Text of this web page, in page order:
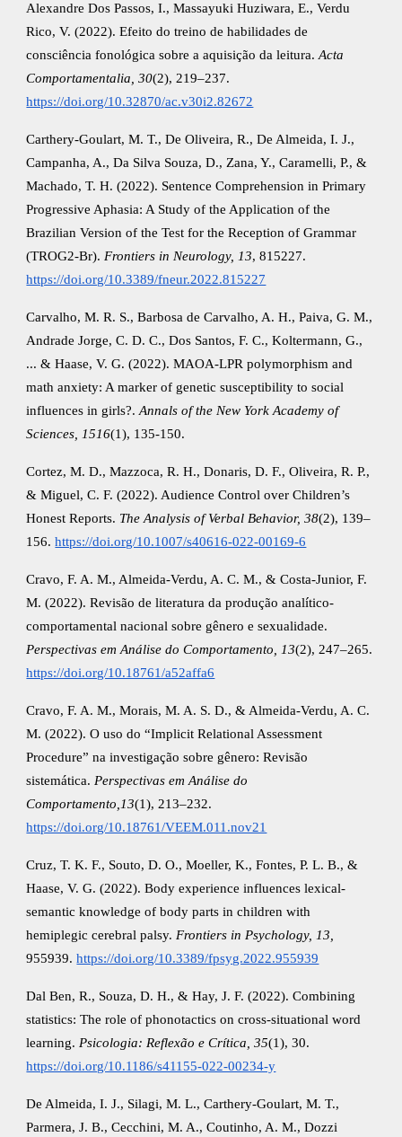
Alexandre Dos Passos, I., Massayuki Huziwara, E., Verdu
Rico, V. (2022). Efeito do treino de habilidades de
consciência fonológica sobre a aquisição da leitura. Acta
Comportamentalia, 30(2), 219–237.
https://doi.org/10.32870/ac.v30i2.82672
Carthery-Goulart, M. T., De Oliveira, R., De Almeida, I. J.,
Campanha, A., Da Silva Souza, D., Zana, Y., Caramelli, P., &
Machado, T. H. (2022). Sentence Comprehension in Primary
Progressive Aphasia: A Study of the Application of the
Brazilian Version of the Test for the Reception of Grammar
(TROG2-Br). Frontiers in Neurology, 13, 815227.
https://doi.org/10.3389/fneur.2022.815227
Carvalho, M. R. S., Barbosa de Carvalho, A. H., Paiva, G. M.,
Andrade Jorge, C. D. C., Dos Santos, F. C., Koltermann, G.,
... & Haase, V. G. (2022). MAOA‐LPR polymorphism and
math anxiety: A marker of genetic susceptibility to social
influences in girls?.Annals of the New York Academy of
Sciences, 1516(1), 135-150.
Cortez, M. D., Mazzoca, R. H., Donaris, D. F., Oliveira, R. P.,
& Miguel, C. F. (2022). Audience Control over Children’s
Honest Reports. The Analysis of Verbal Behavior, 38(2), 139–
156. https://doi.org/10.1007/s40616-022-00169-6
Cravo, F. A. M., Almeida-Verdu, A. C. M., & Costa-Junior, F.
M. (2022). Revisão de literatura da produção analítico-
comportamental nacional sobre gênero e sexualidade.
Perspectivas em Análise do Comportamento, 13(2), 247–265.
https://doi.org/10.18761/a52affa6
Cravo, F. A. M., Morais, M. A. S. D., & Almeida-Verdu, A. C.
M. (2022). O uso do “Implicit Relational Assessment
Procedure” na investigação sobre gênero: Revisão
sistemática. Perspectivas em Análise do
Comportamento,13(1), 213–232.
https://doi.org/10.18761/VEEM.011.nov21
Cruz, T. K. F., Souto, D. O., Moeller, K., Fontes, P. L. B., &
Haase, V. G. (2022). Body experience influences lexical-
semantic knowledge of body parts in children with
hemiplegic cerebral palsy. Frontiers in Psychology, 13,
955939. https://doi.org/10.3389/fpsyg.2022.955939
Dal Ben, R., Souza, D. H., & Hay, J. F. (2022). Combining
statistics: The role of phonotactics on cross-situational word
learning. Psicologia: Reflexão e Crítica, 35(1), 30.
https://doi.org/10.1186/s41155-022-00234-y
De Almeida, I. J., Silagi, M. L., Carthery-Goulart, M. T.,
Parmera, J. B., Cecchini, M. A., Coutinho, A. M., Dozzi